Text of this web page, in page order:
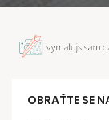
OBRAŤTE SE